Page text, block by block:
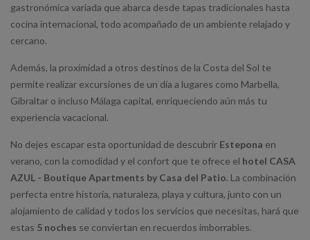
gastronómica variada que abarca desde tapas tradicionales hasta
cocina internacional, todo acompañado de un ambiente relajado y
cercano.
Además, la proximidad a otros destinos de la Costa del Sol te
permite realizar excursiones de un día a lugares como Marbella,
Gibraltar o incluso Málaga capital, enriqueciendo aún más tu
experiencia vacacional.
No dejes escapar esta oportunidad de descubrir Estepona en
verano, con la comodidad y el confort que te ofrece el hotel CASA
AZUL - Boutique Apartments by Casa del Patio. La combinación
perfecta entre historia, naturaleza, playa y cultura, junto con un
alojamiento de calidad y todos los servicios que necesitas, hará que
estas 5 noches se conviertan en recuerdos imborrables.